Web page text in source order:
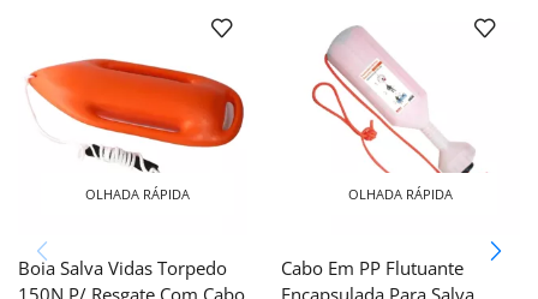
OLHADA RÁPIDA
Boia Salva Vidas Torpedo
OLHADA RÁPIDA
Cabo Em PP Flutuante